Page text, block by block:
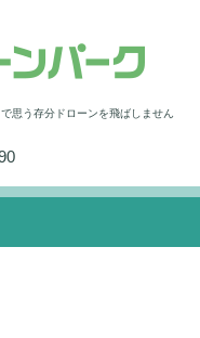
思う存分ドローンを飛ばしません